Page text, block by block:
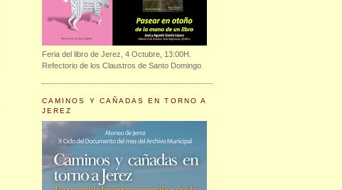
Feria del libro de Jerez, 4 Octubre, 13:00H.
Refectorio de los Claustros de Santo Domingo
CAMINOS Y CAÑADAS EN TORNO A
JEREZ